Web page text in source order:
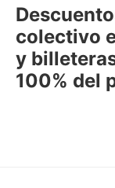
colectivo
y
100% del